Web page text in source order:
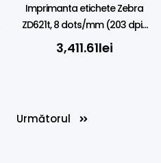
Imprimanta etichete Zebra
ZD621t, 8 dots/mm (203 dpi),
RTC, USB, USB Host, RS232, BT
(BLE), Ethernet, grey
3,411.61lei
Următorul